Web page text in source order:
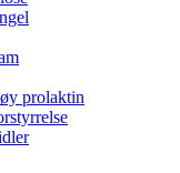
prolaktin